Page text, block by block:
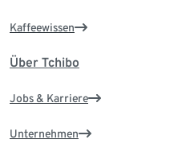
Kaffeewissen
Über Tchibo
Jobs & Karriere
Unternehmen